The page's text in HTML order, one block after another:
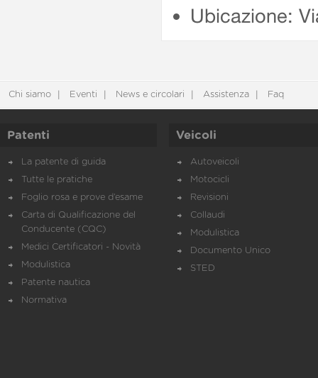
Ubicazione:
Chi siamo Eventi News e circolari Assistenza Faq
Patenti
La patente di guida
Tutte le pratiche
Foglio rosa e prove d’esame
Carta di Qualificazione del
Conducente (CQC)
Medici Certificatori - Novità
Modulistica
Patente nautica
Normativa
Veicoli
Autoveicoli
Motocicli
Revisioni
Collaudi
Modulistica
Documento Unico
STED